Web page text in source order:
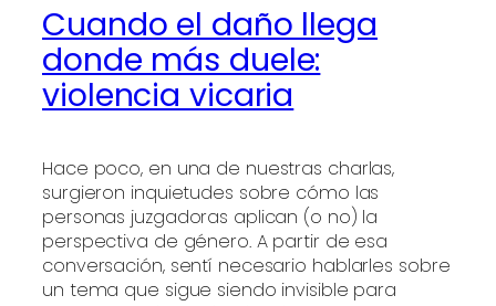
Cuando el daño llega
donde más duele:
violencia vicaria
Hace poco, en una de nuestras charlas,
surgieron inquietudes sobre cómo las
personas juzgadoras aplican (o no) la
perspectiva de género. A partir de esa
conversación, sentí necesario hablarles sobre
un tema que sigue siendo invisible para